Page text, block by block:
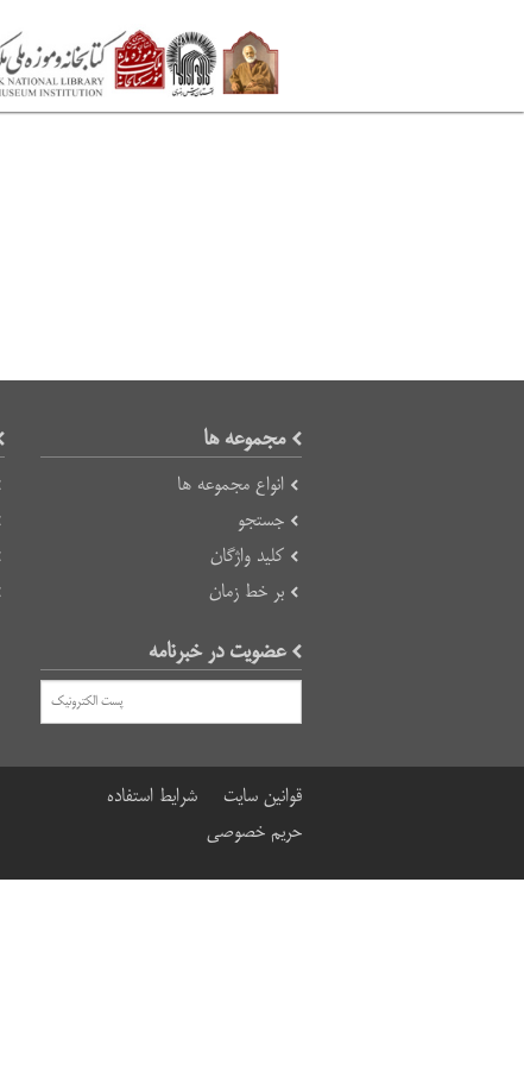
مجموعه ها
انواع مجموعه ها
جستجو
کلید واژگان
بر خط زمان
عضویت در خبرنامه
قوانین سایت
شرایط استفاده
حریم خصوصی